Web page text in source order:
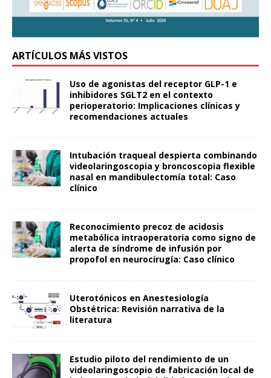
ARTÍCULOS MÁS VISTOS
Uso de agonistas del receptor GLP-1 e
inhibidores SGLT2 en el contexto
perioperatorio: Implicaciones clínicas y
recomendaciones actuales
Intubación traqueal despierta combinando
videolaringoscopia y broncoscopia flexible
nasal en mandibulectomía total: Caso
clínico
Reconocimiento precoz de acidosis
metabólica intraoperatoria como signo de
alerta de síndrome de infusión por
propofol en neurocirugía: Caso clínico
Uterotónicos en Anestesiología
Obstétrica: Revisión narrativa de la
literatura
Estudio piloto del rendimiento de un
videolaringoscopio de fabricación local de